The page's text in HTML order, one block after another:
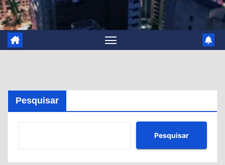
Pesquisar
Pesquisar